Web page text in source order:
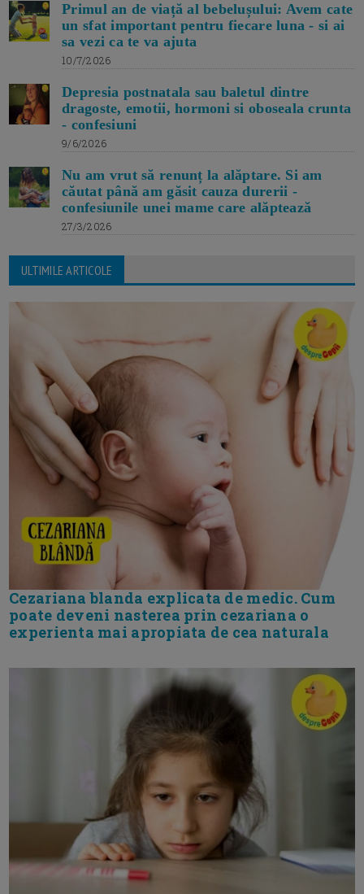
Primul an de viață al bebelușului: Avem cate
un sfat important pentru fiecare luna - si ai
sa vezi ca te va ajuta
10/7/2026
Depresia postnatala sau baletul dintre
dragoste, emotii, hormoni si oboseala crunta
- confesiuni
9/6/2026
Nu am vrut să renunț la alăptare. Si am
căutat până am găsit cauza durerii -
confesiunile unei mame care alăptează
27/3/2026
ULTIMILE ARTICOLE
Cezariana blanda explicata de medic. Cum
poate deveni nasterea prin cezariana o
experienta mai apropiata de cea naturala